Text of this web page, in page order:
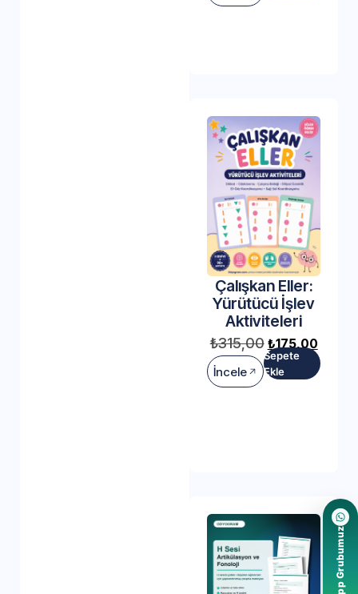
Çalışkan Eller:
Yürütücü İşlev
Aktiviteleri
₺315,00 ₺175,00
İncele
Sepete
Ekle